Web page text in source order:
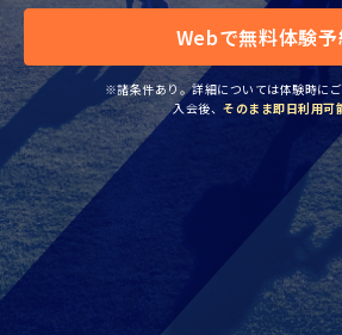
Webで無料体験予
※諸条件あり。詳細については体験時に
入会後、そのまま即日利用可